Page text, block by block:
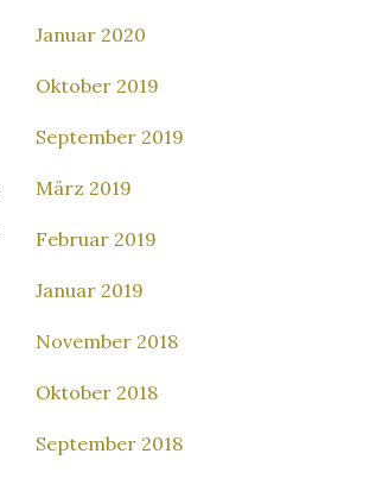
Januar 2020
Oktober 2019
September 2019
März 2019
Februar 2019
Januar 2019
November 2018
Oktober 2018
September 2018